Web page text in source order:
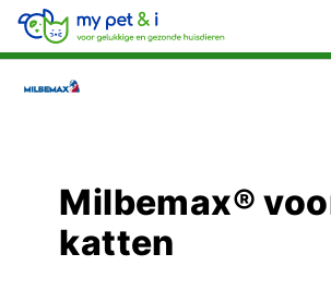
Milbemax®
katten